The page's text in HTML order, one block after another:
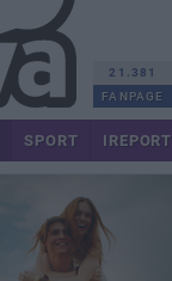
21.381
FANPAGE
SPORT IREPORT